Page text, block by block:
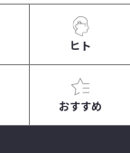
ヒト
おすすめ